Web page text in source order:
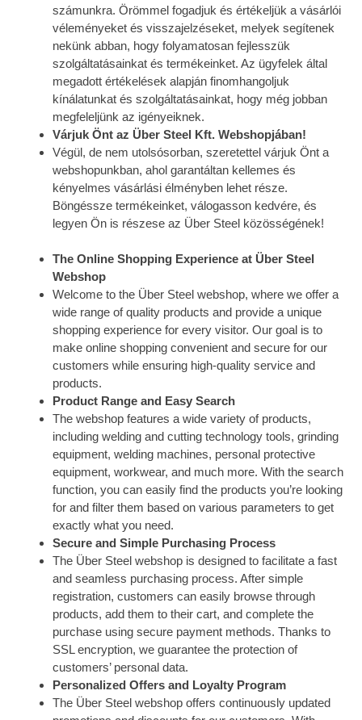
számunkra. Örömmel fogadjuk és értékeljük a vásárlói
véleményeket és visszajelzéseket, melyek segítenek
nekünk abban, hogy folyamatosan fejlesszük
szolgáltatásainkat és termékeinket. Az ügyfelek által
megadott értékelések alapján finomhangoljuk
kínálatunkat és szolgáltatásainkat, hogy még jobban
megfeleljünk az igényeiknek.
Várjuk Önt az Über Steel Kft. Webshopjában!
Végül, de nem utolsósorban, szeretettel várjuk Önt a
webshopunkban, ahol garantáltan kellemes és
kényelmes vásárlási élményben lehet része.
Böngéssze termékeinket, válogasson kedvére, és
legyen Ön is részese az Über Steel közösségének!
The Online Shopping Experience at Über Steel
Webshop
Welcome to the Über Steel webshop, where we offer a
wide range of quality products and provide a unique
shopping experience for every visitor. Our goal is to
make online shopping convenient and secure for our
customers while ensuring high-quality service and
products.
Product Range and Easy Search
The webshop features a wide variety of products,
including welding and cutting technology tools, grinding
equipment, welding machines, personal protective
equipment, workwear, and much more. With the search
function, you can easily find the products you’re looking
for and filter them based on various parameters to get
exactly what you need.
Secure and Simple Purchasing Process
The Über Steel webshop is designed to facilitate a fast
and seamless purchasing process. After simple
registration, customers can easily browse through
products, add them to their cart, and complete the
purchase using secure payment methods. Thanks to
SSL encryption, we guarantee the protection of
customers’ personal data.
Personalized Offers and Loyalty Program
The Über Steel webshop offers continuously updated